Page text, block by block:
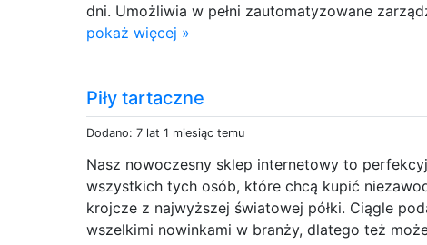
dni. Umożliwia w pełni zautomatyzowane
pokaż więcej »
Piły tartaczne
Dodano: 7 lat 1 miesiąc temu
Nasz nowoczesny sklep internetowy to
wszystkich tych osób, które chcą kupić
krojcze z najwyższej światowej półki. Ciągle
wszelkimi nowinkami w branży, dlatego też